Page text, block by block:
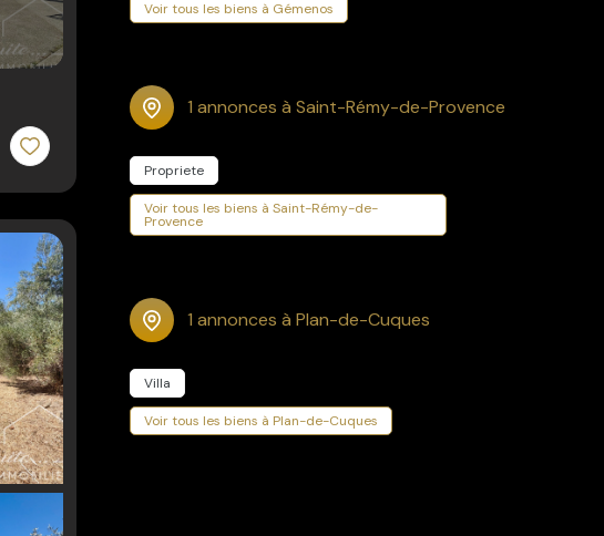
Voir tous les biens à Gémenos
1 annonces à Saint-Rémy-de-Provence
Propriete
Voir tous les biens à Saint-Rémy-de-
Provence
1 annonces à Plan-de-Cuques
Villa
Voir tous les biens à Plan-de-Cuques